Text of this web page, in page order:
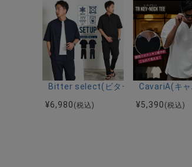
Bitter select(ビターセレクト)接触
¥6,980 (税込)
CavariA(キ
¥5,390 (税込)